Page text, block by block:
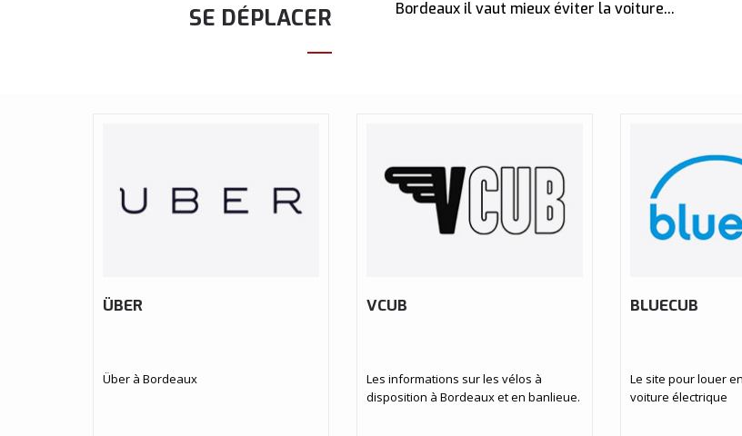
SE DÉPLACER
Bordeaux il vaut mieux éviter la voiture...
ÜBER
Über à Bordeaux
VCUB
Les informations sur les vélos à
disposition à Bordeaux et en banlieue.
BLUECUB
Le site pour louer
voiture électrique